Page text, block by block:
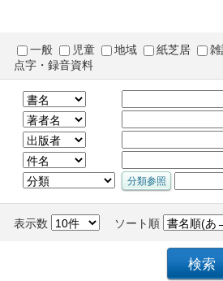
一般 児童 地域 紙芝居
点字・録音資料
表示数 ソート順